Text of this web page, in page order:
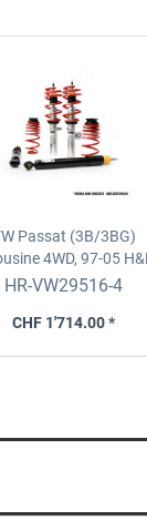
Passat (3B/3BG)
4WD, 97-05
(1'111kg- VA-
HR-VW29516-4
CHF 1'714.00 *